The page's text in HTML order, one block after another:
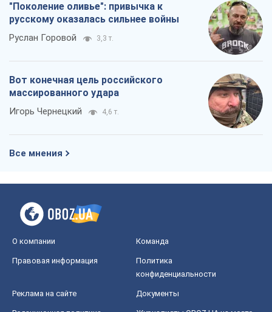
"Поколение оливье": привычка к
русскому оказалась сильнее войны
Руслан Горовой 3,3 т.
Вот конечная цель российского
массированного удара
Игорь Чернецкий 4,6 т.
Все мнения
О компании Команда
Правовая информация
Политика
конфиденциальности
Реклама на сайте Документы